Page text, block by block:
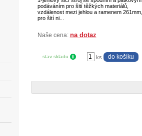
podáváním pro šití těžkých materiálů,
vzdálenost mezi jehlou a ramenem 261mm,
pro šití ni...
Naše cena: na dotaz
stav skladu ks